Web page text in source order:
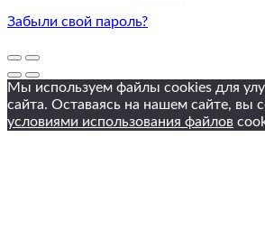
Забыли свой пароль?
Мы используем файлы cookies для
сайта. Оставаясь на нашем сайте, вы
условиями использования файлов